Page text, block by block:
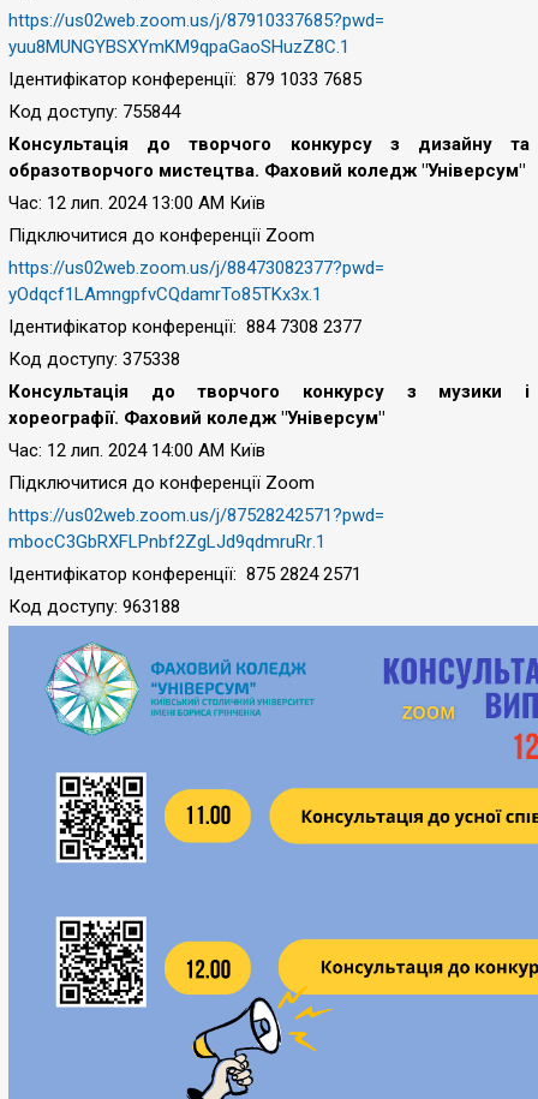
https://us02web.zoom.us/j/87910337685?pwd=
yuu8MUNGYBSXYmKM9qpaGaoSHuzZ8C.1
Ідентифікатор конференції: 879 1033 7685
Код доступу: 755844
Консультація до творчого конкурсу з дизайну та
образотворчого мистецтва. Фаховий коледж "Універсум"
Час: 12 лип. 2024 13:00 AM Київ
Підключитися до конференції Zoom
https://us02web.zoom.us/j/88473082377?pwd=
yOdqcf1LAmngpfvCQdamrTo85TKx3x.1
Ідентифікатор конференції: 884 7308 2377
Код доступу: 375338
Консультація до творчого конкурсу з музики і
хореографії. Фаховий коледж "Універсум"
Час: 12 лип. 2024 14:00 AM Київ
Підключитися до конференції Zoom
https://us02web.zoom.us/j/87528242571?pwd=
mbocC3GbRXFLPnbf2ZgLJd9qdmruRr.1
Ідентифікатор конференції: 875 2824 2571
Код доступу: 963188